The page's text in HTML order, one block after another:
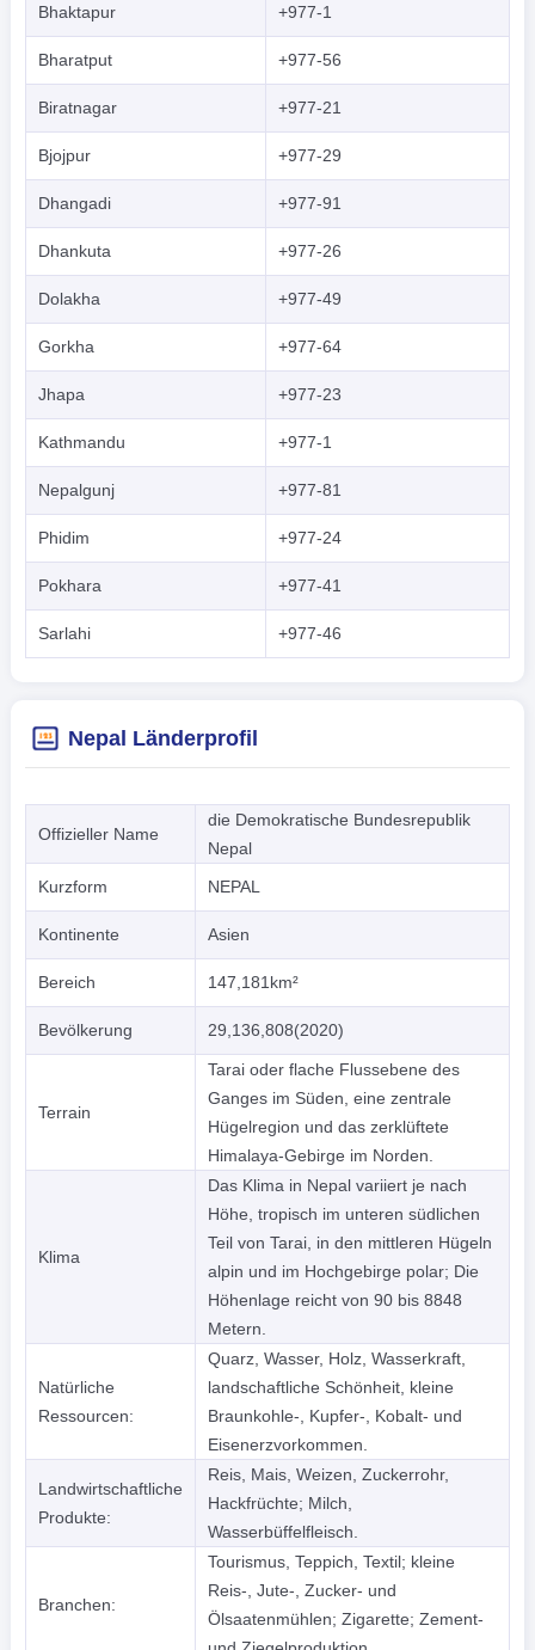
Bhaktapur +977-1
Bharatput +977-56
Biratnagar +977-21
Bjojpur +977-29
Dhangadi +977-91
Dhankuta +977-26
Dolakha +977-49
Gorkha +977-64
Jhapa +977-23
Kathmandu +977-1
Nepalgunj +977-81
Phidim +977-24
Pokhara +977-41
Sarlahi +977-46
Nepal Länderprofil
Offizieller Name
die Demokratische Bundesrepublik
Nepal
Kurzform
NEPAL
Kontinente Asien
Bereich 147,181km²
Bevölkerung 29,136,808(2020)
Terrain
Tarai oder flache Flussebene des
Ganges im Süden, eine zentrale
Hügelregion und das zerklüftete
Himalaya-Gebirge im Norden.
Klima
Das Klima in Nepal variiert je nach
Höhe, tropisch im unteren südlichen
Teil von Tarai, in den mittleren Hügeln
alpin und im Hochgebirge polar; Die
Höhenlage reicht von 90 bis 8848
Metern.
Natürliche
Ressourcen:
Quarz, Wasser, Holz, Wasserkraft,
landschaftliche Schönheit, kleine
Braunkohle-, Kupfer-, Kobalt- und
Eisenerzvorkommen.
Landwirtschaftliche
Produkte:
Reis, Mais, Weizen, Zuckerrohr,
Hackfrüchte; Milch,
Wasserbüffelfleisch.
Branchen:
Tourismus, Teppich, Textil; kleine
Reis-, Jute-, Zucker- und
Ölsaatenmühlen; Zigarette; Zement-